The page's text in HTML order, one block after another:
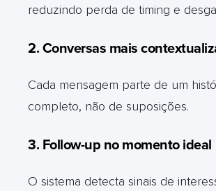
reduzindo perda de timing e
2. Conversas mais
Cada mensagem parte de um
completo, não de suposições.
3. Follow-up no momento ideal
O sistema detecta sinais de